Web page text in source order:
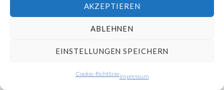
AKZEPTIEREN
ABLEHNEN
EINSTELLUNGEN SPEICHERN
Cookie-RichtlinieImpressum
© 2026 by Round Table 5
Diese Seite verwendet zur Optimierung Cookies. Mit der
einverstanden.
Akzeptieren und ausblenden
Datenschutzerklärung